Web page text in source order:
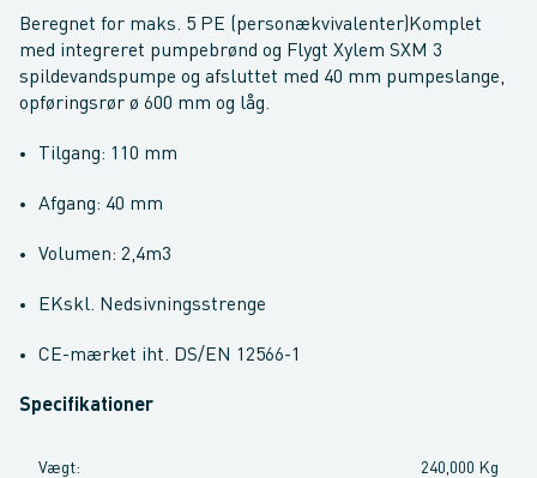
Beregnet for maks. 5 PE (personækvivalenter)Komplet
med integreret pumpebrønd og Flygt Xylem SXM 3
spildevandspumpe og afsluttet med 40 mm pumpeslange,
opføringsrør ø 600 mm og låg.
Tilgang: 110 mm
Afgang: 40 mm
Volumen: 2,4m3
EKskl. Nedsivningsstrenge
CE-mærket iht. DS/EN 12566-1
Specifikationer
Vægt: 240,000 Kg